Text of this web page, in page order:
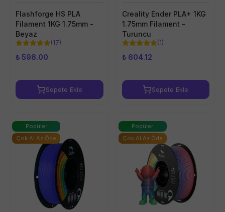
Flashforge HS PLA
Filament 1KG 1.75mm -
Beyaz
(17)
₺ 598.00
Sepete Ekle
Creality Ender PLA+ 1KG
1.75mm Filament -
Turuncu
(1)
₺ 604.12
Sepete Ekle
Popüler
Çok Al Az Öde
Popüler
Çok Al Az Öde